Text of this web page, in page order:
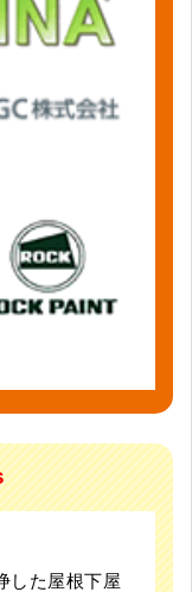
した屋根下屋